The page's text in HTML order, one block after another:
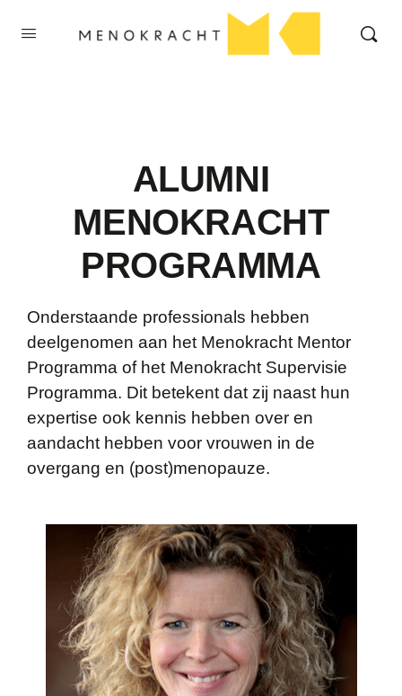
ALUMNI
MENOKRACHT
PROGRAMMA
Onderstaande professionals hebben
deelgenomen aan het Menokracht Mentor
Programma of het Menokracht Supervisie
Programma. Dit betekent dat zij naast hun
expertise ook kennis hebben over en
aandacht hebben voor vrouwen in de
overgang en (post)menopauze.